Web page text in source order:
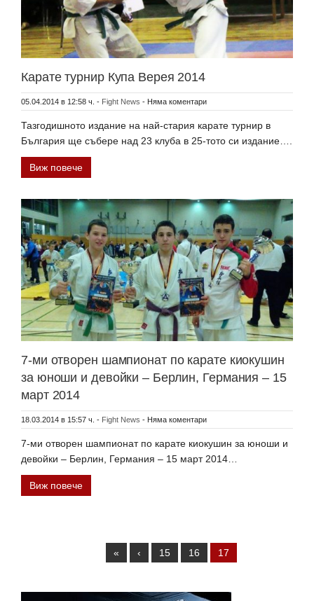
Карате турнир Купа Верея 2014
05.04.2014 в 12:58 ч. - Fight News - Няма коментари
Тазгодишното издание на най-стария карате турнир в
България ще събере над 23 клуба в 25-тото си издание….
Виж повече
7-ми отворен шампионат по карате киокушин
за юноши и девойки – Берлин, Германия – 15
март 2014
18.03.2014 в 15:57 ч. - Fight News - Няма коментари
7-ми отворен шампионат по карате киокушин за юноши и
девойки – Берлин, Германия – 15 март 2014…
Виж повече
« ‹ 15 16 17